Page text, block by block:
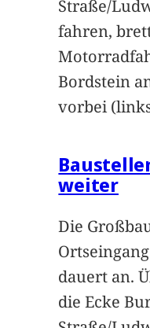
Straße/
fahren,
Bordstein
vorbei
weiter
Die
dauert an.
die Ecke